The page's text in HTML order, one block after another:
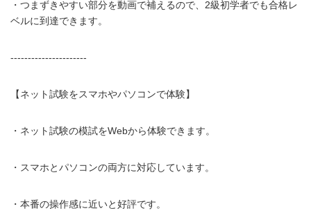
・つまずきやすい部分を動画で補えるので、2級初学者でも合格レ
ベルに到達できます。
----------------------
【ネット試験をスマホやパソコンで体験】
・ネット試験の模試をWebから体験できます。
・スマホとパソコンの両方に対応しています。
・本番の操作感に近いと好評です。